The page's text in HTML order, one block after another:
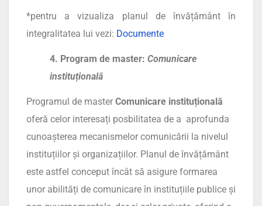
*pentru a vizualiza planul de învățământ în
integralitatea lui vezi: Documente
4. Program de master: Comunicare
instituțională
Programul de master Comunicare instituțională
oferă celor interesați posbilitatea de a aprofunda
cunoașterea mecanismelor comunicării la nivelul
instituțiilor și organizațiilor. Planul de învățământ
este astfel conceput încât să asigure formarea
unor abilități de comunicare în instituțiile publice și